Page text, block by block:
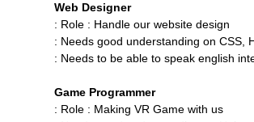
Web Designer
: Role : Handle our website design
: Needs good understanding on CSS,
: Needs to be able to speak english
Game Programmer
: Role : Making VR Game with us